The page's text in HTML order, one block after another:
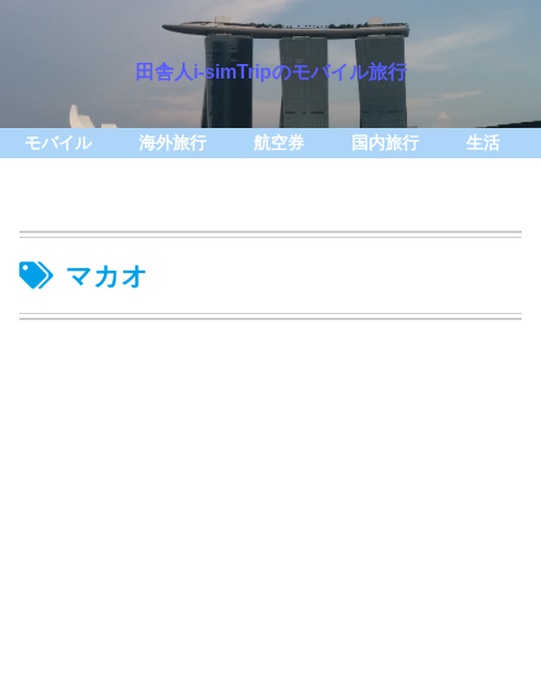
田舎人i-simTripのモバイル旅行
モバイル 海外旅行 航空券 国内旅行 生活
マカオ